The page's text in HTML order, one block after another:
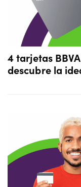
4 tarjetas
descubre la